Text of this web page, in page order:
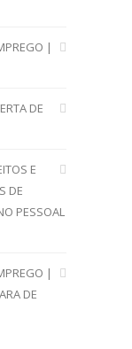
|
DE
E
DE
PESSOAL
|
DE